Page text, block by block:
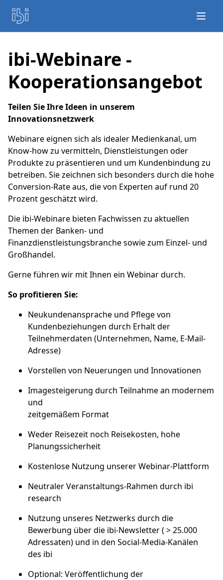
ibi-Webinare -
Kooperationsangebot
Teilen Sie Ihre Ideen in unserem
Innovationsnetzwerk
Webinare eignen sich als idealer Medienkanal, um
Know-how zu vermitteln, Dienstleistungen oder
Produkte zu präsentieren und um Kundenbindung zu
betreiben. Sie zeichnen sich besonders durch die hohe
Conversion-Rate aus, die von Experten auf rund 20
Prozent geschätzt wird.
Die ibi-Webinare bieten Fachwissen zu aktuellen
Themen der Banken- und
Finanzdienstleistungsbranche sowie zum Einzel- und
Großhandel.
Gerne führen wir mit Ihnen ein Webinar durch.
So profitieren Sie:
Neukundenansprache und Pflege von
Kundenbeziehungen durch Erhalt der
Teilnehmerdaten (Unternehmen, Name, E-Mail-
Adresse)
Vorstellen von Neuerungen und Innovationen
Imagesteigerung durch Teilnahme an modernem
und
zeitgemäßem Format
Weder Reisezeit noch Reisekosten, hohe
Planungssicherheit
Kostenlose Nutzung unserer Webinar-Plattform
Neutraler Veranstaltungs-Rahmen durch ibi
research
Nutzung unseres Netzwerks durch die
Bewerbung über die ibi-Newsletter ( > 25.000
Adressaten) und in den Social-Media-Kanälen
des ibi
Optional: Veröffentlichung der